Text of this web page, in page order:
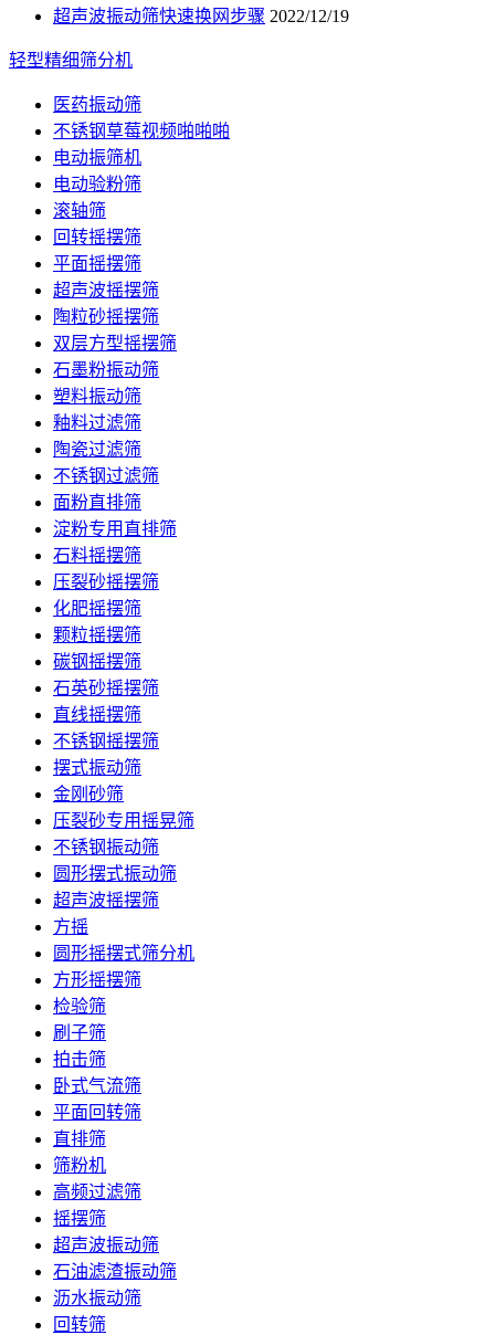
超声波振动筛快速换网步骤 2022/12/19
轻型精细筛分机
医药振动筛
不锈钢草莓视频啪啪啪
电动振筛机
电动验粉筛
滚轴筛
回转摇摆筛
平面摇摆筛
超声波摇摆筛
陶粒砂摇摆筛
双层方型摇摆筛
石墨粉振动筛
塑料振动筛
釉料过滤筛
陶瓷过滤筛
不锈钢过滤筛
面粉直排筛
淀粉专用直排筛
石料摇摆筛
压裂砂摇摆筛
化肥摇摆筛
颗粒摇摆筛
碳钢摇摆筛
石英砂摇摆筛
直线摇摆筛
不锈钢摇摆筛
摆式振动筛
金刚砂筛
压裂砂专用摇晃筛
不锈钢振动筛
圆形摆式振动筛
超声波摇摆筛
方摇
圆形摇摆式筛分机
方形摇摆筛
检验筛
刷子筛
拍击筛
卧式气流筛
平面回转筛
直排筛
筛粉机
高频过滤筛
摇摆筛
超声波振动筛
石油滤渣振动筛
沥水振动筛
回转筛